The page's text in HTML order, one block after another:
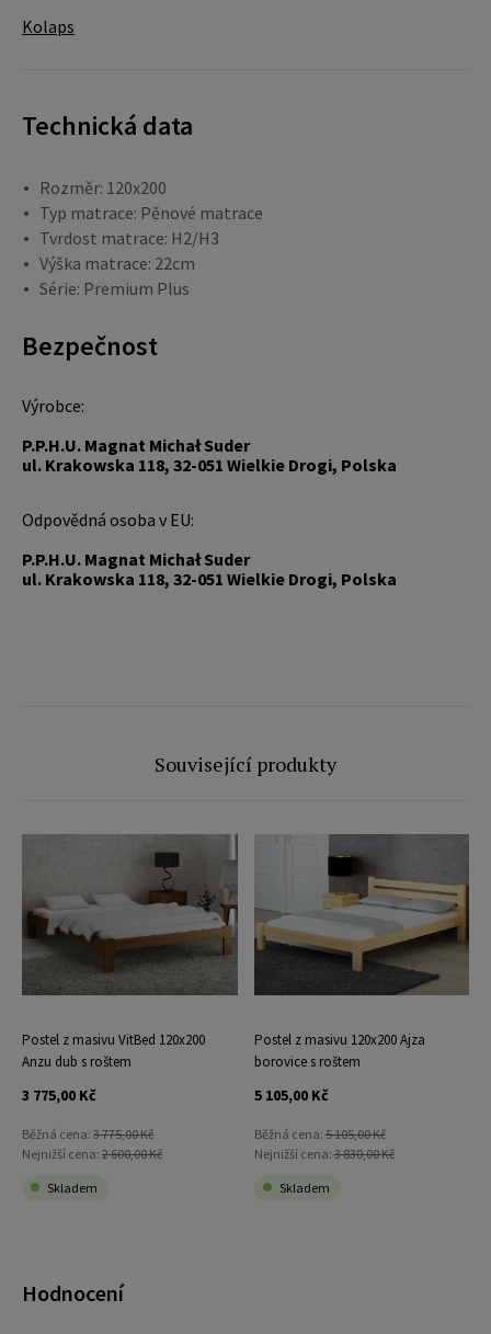
Kolaps
Technická data
Rozměr: 120x200
Typ matrace: Pěnové matrace
Tvrdost matrace: H2/H3
Výška matrace: 22cm
Série: Premium Plus
Bezpečnost
Výrobce:
P.P.H.U. Magnat Michał Suder
ul. Krakowska 118, 32-051 Wielkie Drogi, Polska
Odpovědná osoba v EU:
P.P.H.U. Magnat Michał Suder
ul. Krakowska 118, 32-051 Wielkie Drogi, Polska
Hodnocení
Související produkty
Postel z masivu VitBed 120x200
Anzu dub s roštem
3 775,00 Kč
Běžná cena: 3 775,00 Kč
Nejnižší cena: 2 600,00 Kč
Skladem
Postel z masivu 120x200 Ajza
borovice s roštem
5 105,00 Kč
Běžná cena:5 105,00 Kč
Nejnižší cena:3 830,00 Kč
Skladem